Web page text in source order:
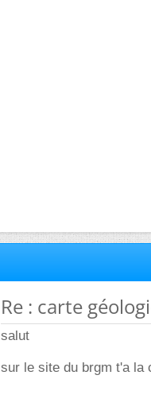
Re : carte
salut
sur le site du brgm t'a la